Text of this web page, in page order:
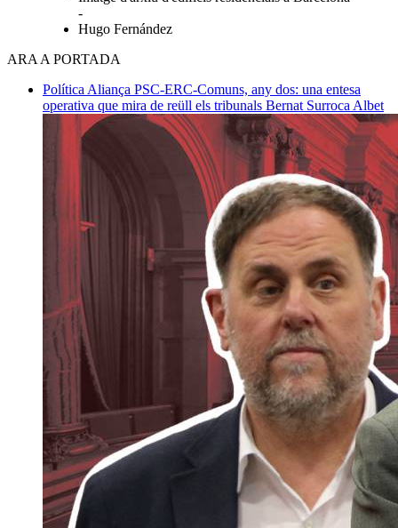
-
Hugo Fernández
ARA A PORTADA
Política Aliança PSC-ERC-Comuns, any dos: una entesa
operativa que mira de reüll els tribunals Bernat Surroca Albet